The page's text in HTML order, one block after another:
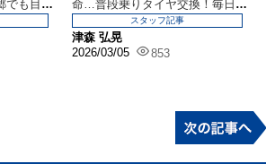
でも目指
命…普段乗りタイヤ交換！毎日乗
津森 弘晃
2026/03/05
853
スタッフ記事